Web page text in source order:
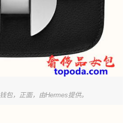
包，正面，由Hermes提供。